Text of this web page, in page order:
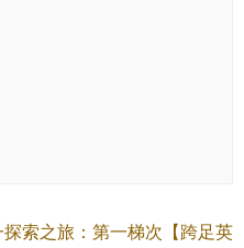
索之旅：第一梯次【跨足英